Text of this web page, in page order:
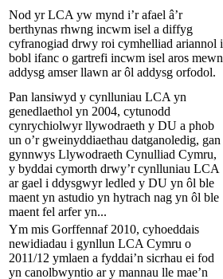
Nod yr LCA yw mynd i’r afael â’r
berthynas rhwng incwm isel a diffyg
cyfranogiad drwy roi cymhelliad ariannol i
bobl ifanc o gartrefi incwm isel aros mewn
addysg amser llawn ar ôl addysg orfodol.
Pan lansiwyd y cynlluniau LCA yn
genedlaethol yn 2004, cytunodd
cynrychiolwyr llywodraeth y DU a phob
un o’r gweinyddiaethau datganoledig, gan
gynnwys Llywodraeth Cynulliad Cymru,
y byddai cymorth drwy’r cynlluniau LCA
ar gael i ddysgwyr ledled y DU yn ôl ble
maent yn astudio yn hytrach nag yn ôl ble
maent fel arfer yn...
Ym mis Gorffennaf 2010, cyhoeddais
newidiadau i gynllun LCA Cymru o
2011/12 ymlaen a fyddai’n sicrhau ei fod
yn canolbwyntio ar y mannau lle mae’n